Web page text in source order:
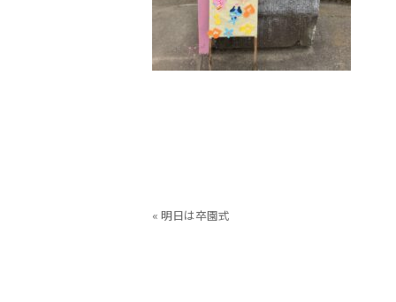
« 明日は卒園式